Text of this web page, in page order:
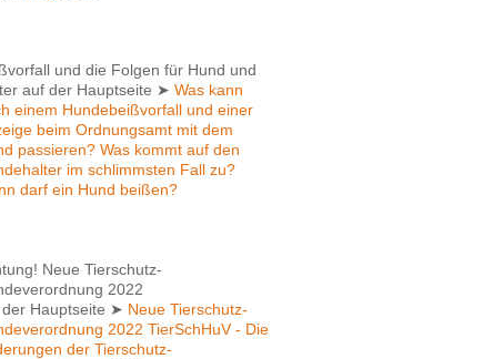
und die Folgen für Hund und
auf der Hauptseite ➤ Was kann
einem Hundebeißvorfall und einer
beim Ordnungsamt mit dem
passieren? Was kommt auf den
im schlimmsten Fall zu?
darf ein Hund beißen?
Neue Tierschutz-
2022
Hauptseite ➤ Neue Tierschutz-
2022 TierSchHuV - Die
der Tierschutz-